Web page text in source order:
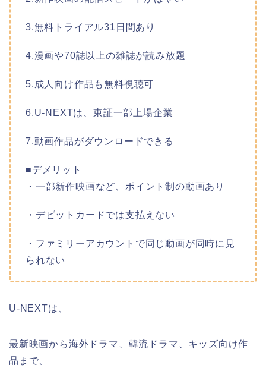
3.無料トライアル31日間あり
4.漫画や70誌以上の雑誌が読み放題
5.成人向け作品も無料視聴可
6.U-NEXTは、東証一部上場企業
7.動画作品がダウンロードできる
■デメリット
・一部新作映画など、ポイント制の動画あり
・デビットカードでは支払えない
・ファミリーアカウントで同じ動画が同時に見
られない
U-NEXTは、
最新映画から海外ドラマ、韓流ドラマ、キッズ向け作
品まで、